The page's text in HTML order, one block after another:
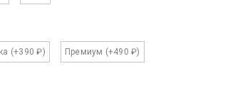
(+390 ₽) Премиум (+490 ₽)